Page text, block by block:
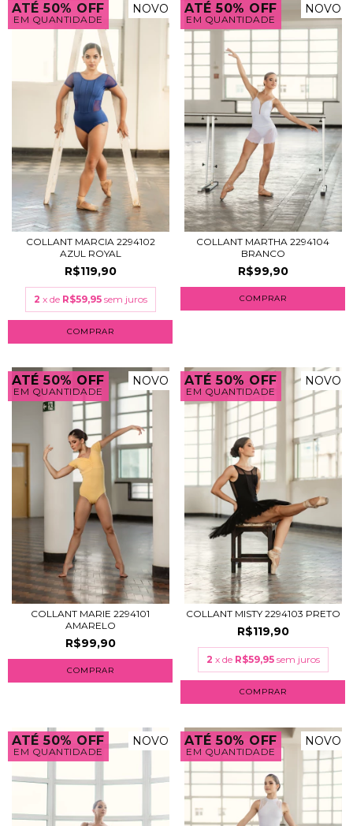
ATÉ 50% OFF
EM QUANTIDADE
NOVO
COLLANT MARCIA 2294102
AZUL ROYAL
R$119,90
2 x de R$59,95 sem juros
COMPRAR
ATÉ 50% OFF
EM QUANTIDADE
NOVO
COLLANT MARTHA 2294104
BRANCO
R$99,90
COMPRAR
ATÉ 50% OFF
EM QUANTIDADE
NOVO
COLLANT MARIE 2294101
AMARELO
R$99,90
COMPRAR
ATÉ 50% OFF
EM QUANTIDADE
NOVO
COLLANT MISTY 2294103 PRETO
R$119,90
2 x de R$59,95 sem juros
COMPRAR
ATÉ 50% OFF
EM QUANTIDADE
NOVO ATÉ 50% OFF
EM QUANTIDADE
NOVO